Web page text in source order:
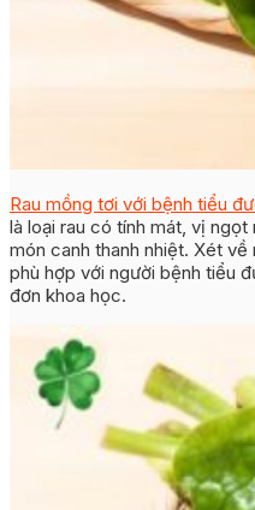
Rau mồng tơi với bệnh tiểu
là loại rau có tính mát, vị
món canh thanh nhiệt. Xét
phù hợp với người bệnh tiểu
đơn khoa học.